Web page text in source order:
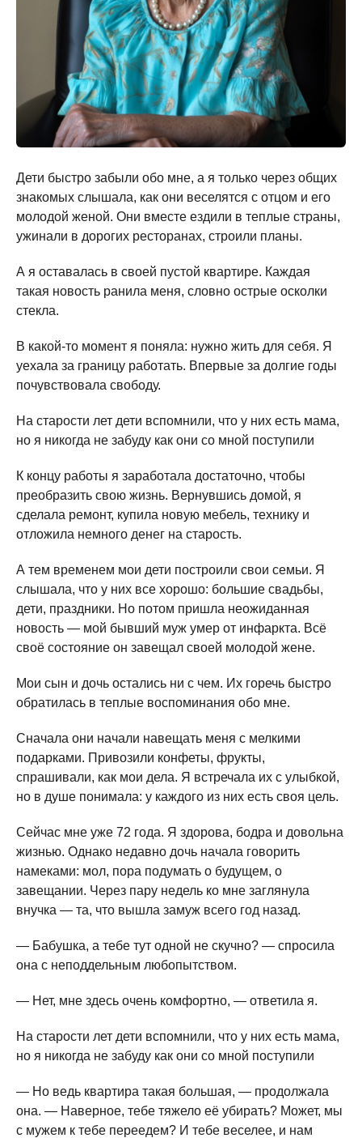
Дети быстро забыли обо мне, а я только через общих
знакомых слышала, как они веселятся с отцом и его
молодой женой. Они вместе ездили в теплые страны,
ужинали в дорогих ресторанах, строили планы.
А я оставалась в своей пустой квартире. Каждая
такая новость ранила меня, словно острые осколки
стекла.
В какой-то момент я поняла: нужно жить для себя. Я
уехала за границу работать. Впервые за долгие годы
почувствовала свободу.
На старости лет дети вспомнили, что у них есть мама,
но я никогда не забуду как они со мной поступили
К концу работы я заработала достаточно, чтобы
преобразить свою жизнь. Вернувшись домой, я
сделала ремонт, купила новую мебель, технику и
отложила немного денег на старость.
А тем временем мои дети построили свои семьи. Я
слышала, что у них все хорошо: большие свадьбы,
дети, праздники. Но потом пришла неожиданная
новость — мой бывший муж умер от инфаркта. Всё
своё состояние он завещал своей молодой жене.
Мои сын и дочь остались ни с чем. Их горечь быстро
обратилась в теплые воспоминания обо мне.
Сначала они начали навещать меня с мелкими
подарками. Привозили конфеты, фрукты,
спрашивали, как мои дела. Я встречала их с улыбкой,
но в душе понимала: у каждого из них есть своя цель.
Сейчас мне уже 72 года. Я здорова, бодра и довольна
жизнью. Однако недавно дочь начала говорить
намеками: мол, пора подумать о будущем, о
завещании. Через пару недель ко мне заглянула
внучка — та, что вышла замуж всего год назад.
— Бабушка, а тебе тут одной не скучно? — спросила
она с неподдельным любопытством.
— Нет, мне здесь очень комфортно, — ответила я.
На старости лет дети вспомнили, что у них есть мама,
но я никогда не забуду как они со мной поступили
— Но ведь квартира такая большая, — продолжала
она. — Наверное, тебе тяжело её убирать? Может, мы
с мужем к тебе переедем? И тебе веселее, и нам